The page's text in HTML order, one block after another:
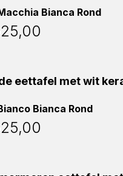
Bianca Rond
Bianca Rond